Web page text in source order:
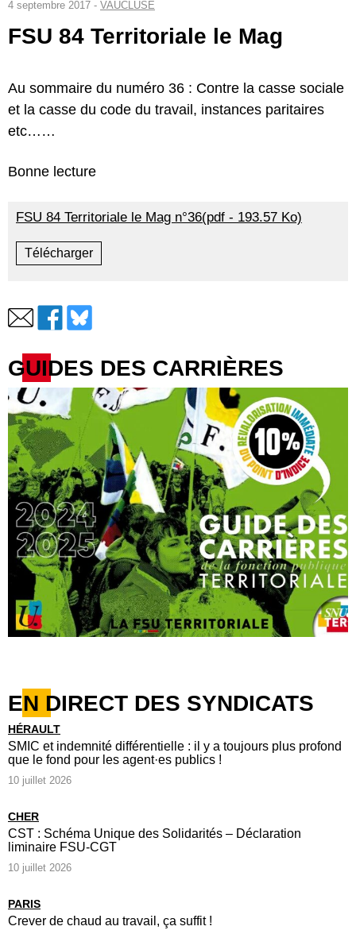
4 septembre 2017 - VAUCLUSE
FSU 84 Territoriale le Mag
Au sommaire du numéro 36 : Contre la casse sociale
et la casse du code du travail, instances paritaires
etc……
Bonne lecture
FSU 84 Territoriale le Mag n°36(pdf - 193.57 Ko)
Télécharger
GUIDES DES CARRIÈRES
EN DIRECT DES SYNDICATS
HÉRAULT
SMIC et indemnité différentielle : il y a toujours plus profond
que le fond pour les agent·es publics !
10 juillet 2026
CHER
CST : Schéma Unique des Solidarités – Déclaration
liminaire FSU-CGT
10 juillet 2026
PARIS
Crever de chaud au travail, ça suffit !